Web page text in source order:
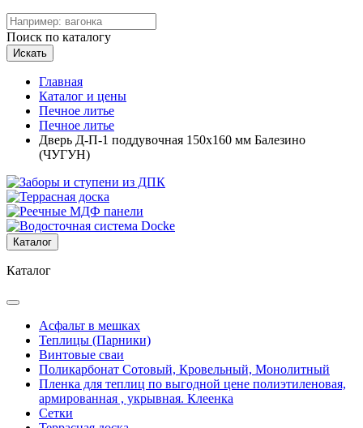
Поиск по каталогу
Искать
Главная
Каталог и цены
Печное литье
Печное литье
Дверь Д-П-1 поддувочная 150х160 мм Балезино
(ЧУГУН)
Каталог
Каталог
Асфальт в мешках
Теплицы (Парники)
Винтовые сваи
Поликарбонат Сотовый, Кровельный, Монолитный
Пленка для теплиц по выгодной цене полиэтиленовая,
армированная , укрывная. Клеенка
Сетки